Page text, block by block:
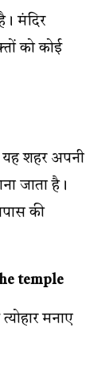
मंदिर
को कोई
यह शहर अपनी
जाता है।
की
temple
मनाए